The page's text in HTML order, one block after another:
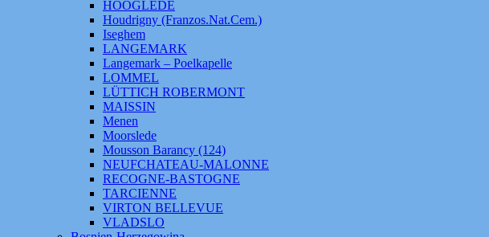
HOOGLEDE
Houdrigny (Franzos.Nat.Cem.)
Iseghem
LANGEMARK
Langemark – Poelkapelle
LOMMEL
LÜTTICH ROBERMONT
MAISSIN
Menen
Moorslede
Mousson Barancy (124)
NEUFCHATEAU-MALONNE
RECOGNE-BASTOGNE
TARCIENNE
VIRTON BELLEVUE
VLADSLO